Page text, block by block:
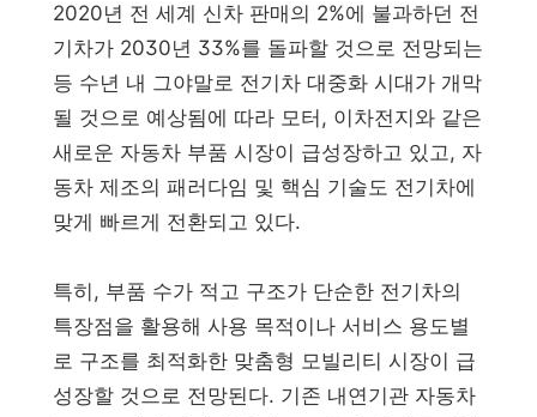
2020년 전 세계 신차 판매의 2%에 불과하던 전
기차가 2030년 33%를 돌파할 것으로 전망되는
등 수년 내 그야말로 전기차 대중화 시대가 개막
될 것으로 예상됨에 따라 모터, 이차전지와 같은
새로운 자동차 부품 시장이 급성장하고 있고, 자
동차 제조의 패러다임 및 핵심 기술도 전기차에
맞게 빠르게 전환되고 있다.
특히, 부품 수가 적고 구조가 단순한 전기차의
특장점을 활용해 사용 목적이나 서비스 용도별
로 구조를 최적화한 맞춤형 모빌리티 시장이 급
성장할 것으로 전망된다. 기존 내연기관 자동차